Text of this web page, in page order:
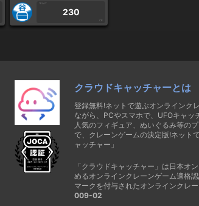
1PLAY
230
CP
クラウドキャッチャーとは
登録無料!ネットで遊ぶオンラインク
ながら、PCやスマホで、UFOキャッ
人気のフィギュア、ぬいぐるみ等の
で、クレーンゲームの決定版!ネット
ャッチャー」
「クラウドキャッチャー」は日本オ
めるオンラインクレーンゲーム適格
マークを付与されたオンラインクレ
009-02